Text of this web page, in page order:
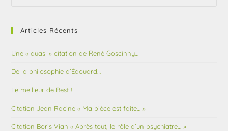
Articles Récents
Une « quasi » citation de René Goscinny…
De la philosophie d’Édouard…
Le meilleur de Best !
Citation Jean Racine « Ma pièce est faite… »
Citation Boris Vian « Après tout, le rôle d’un psychiatre… »